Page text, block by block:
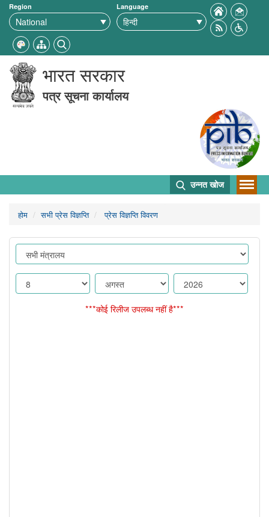
Region Language
भारत सरकार
पत्र सूचना कार्यालय
उन्नत खोज
होम सभी प्रेस विज्ञप्ति प्रेस विज्ञप्ति विवरण
***कोई रिलीज उपलब्ध नहीं है***